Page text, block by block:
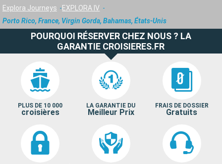
Explora Journeys
EXPLORA IV
Porto Rico, France, Virgin Gorda, Bahamas, États-Unis
POURQUOI RÉSERVER CHEZ NOUS ? LA
GARANTIE CROISIERES.FR
PLUS DE 10 000
croisières
LA GARANTIE DU
Meilleur Prix
FRAIS DE DOSSIER
Gratuits